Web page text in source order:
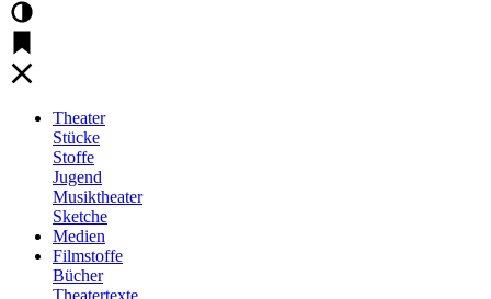
Theater
Stücke
Stoffe
Jugend
Musiktheater
Sketche
Medien
Filmstoffe
Bücher